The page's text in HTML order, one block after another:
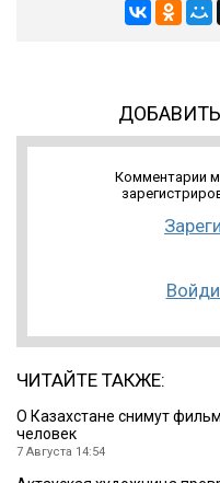
Комментарии
ЧИТАЙТЕ ТАКЖЕ:
О Казахстане снимут
человек
7 Августа 14:54